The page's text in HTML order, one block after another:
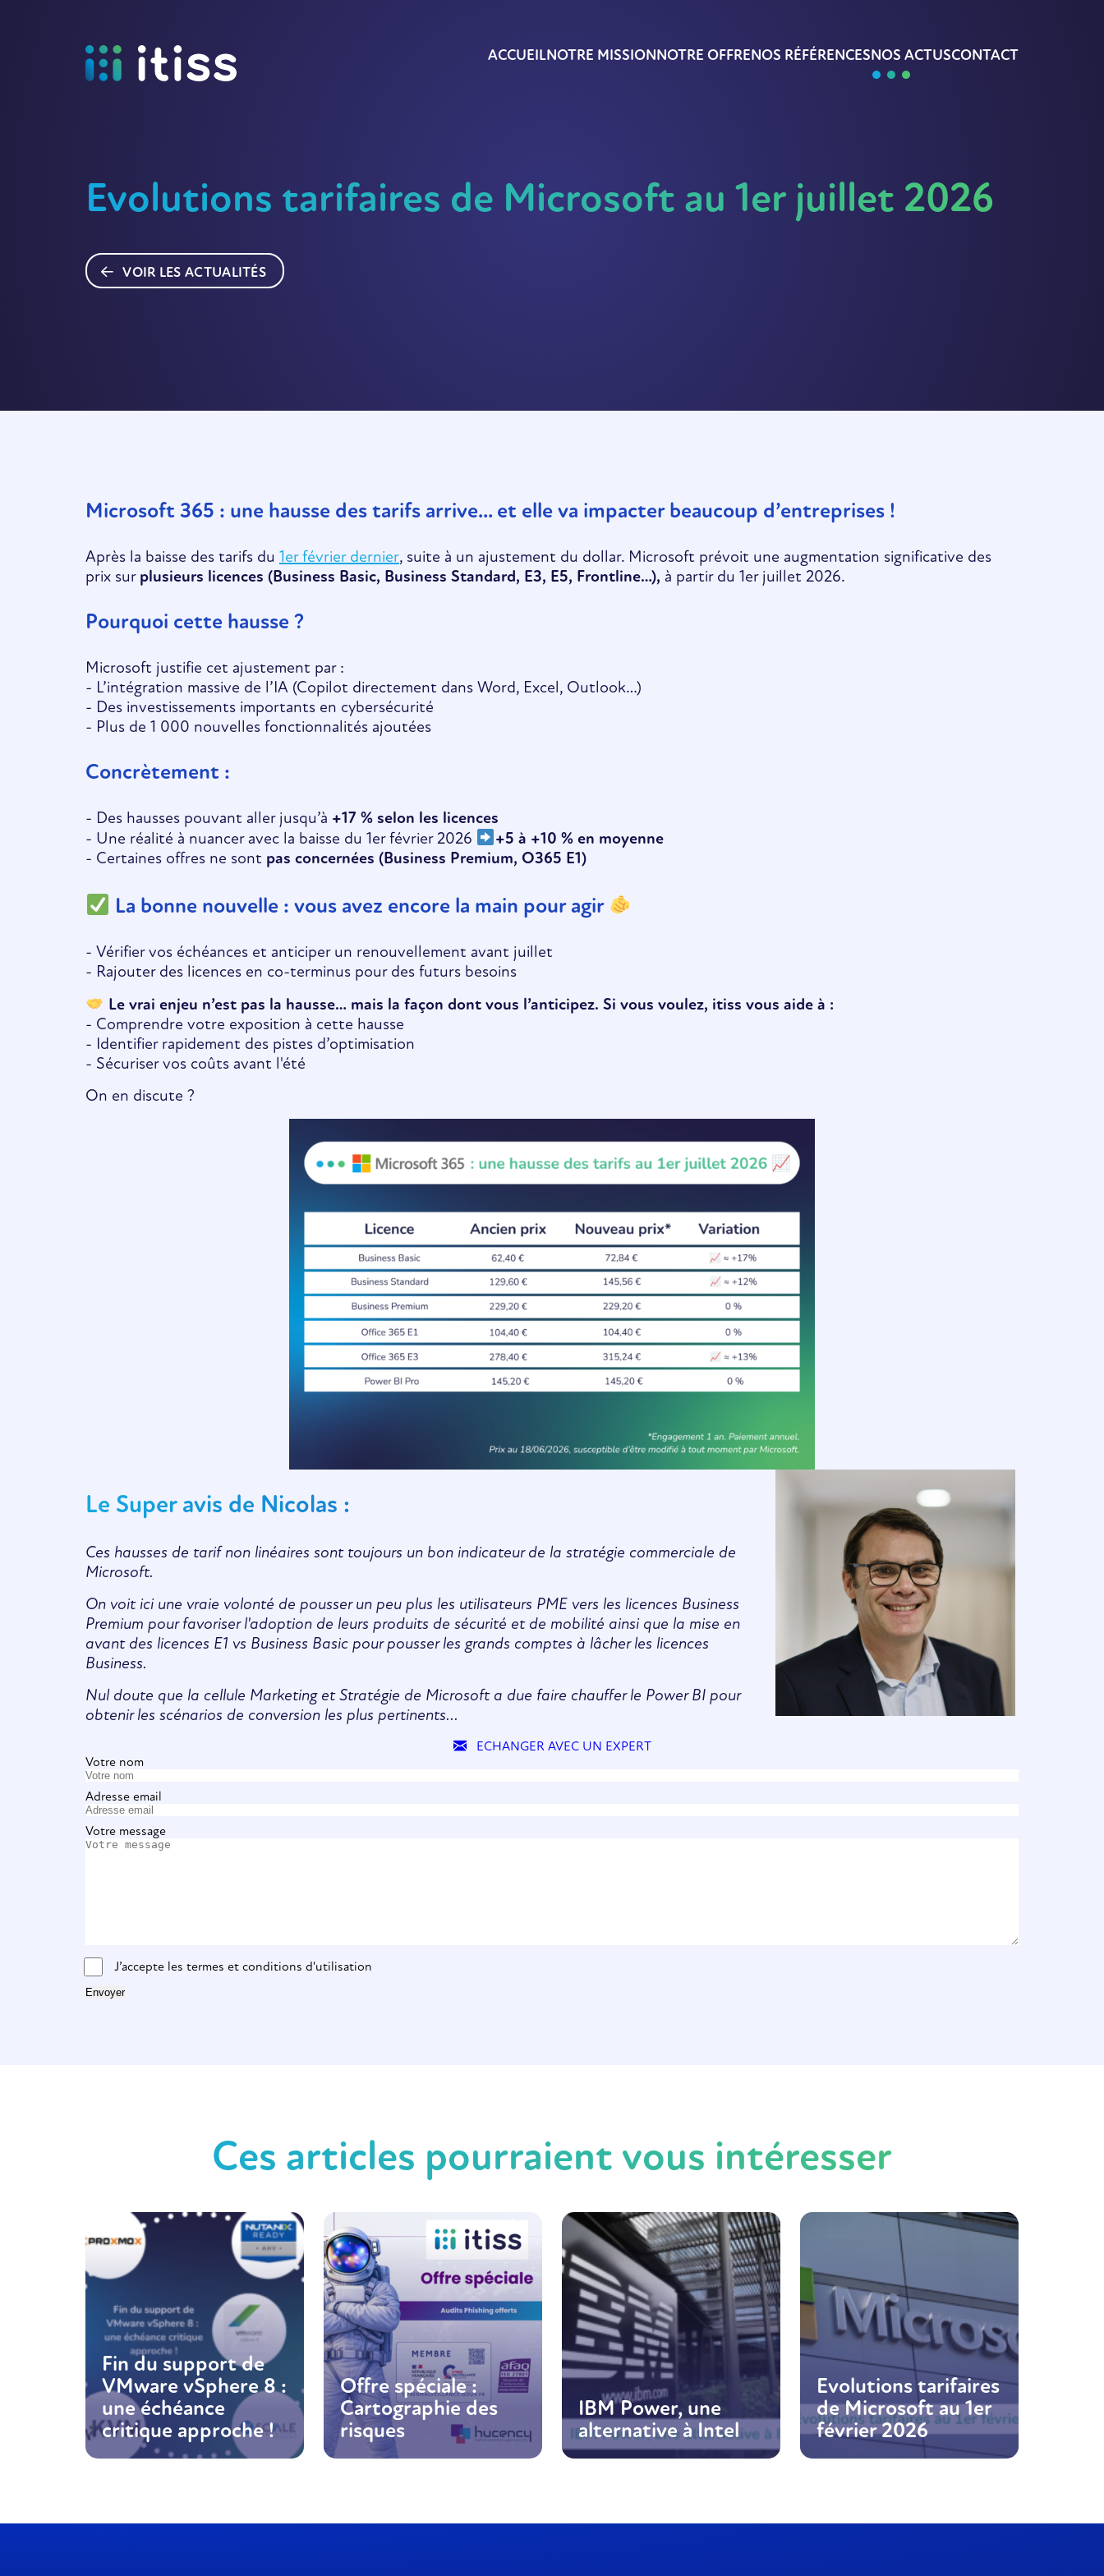
ACCUEILNOTRE MISSIONNOTRE OFFRENOS RÉFÉRENCESNOS ACTUSCONTACT
Evolutions tarifaires de Microsoft au 1er juillet 2026
VOIR LES ACTUALITÉS
Microsoft 365 : une hausse des tarifs arrive… et elle va impacter beaucoup d’entreprises !
Après la baisse des tarifs du 1er février dernier, suite à un ajustement du dollar. Microsoft prévoit une augmentation significative des
prix sur plusieurs licences (Business Basic, Business Standard, E3, E5, Frontline…), à partir du 1er juillet 2026.
Pourquoi cette hausse ?
Microsoft justifie cet ajustement par :
- L’intégration massive de l’IA (Copilot directement dans Word, Excel, Outlook…)
- Des investissements importants en cybersécurité
- Plus de 1 000 nouvelles fonctionnalités ajoutées
Concrètement :
- Des hausses pouvant aller jusqu’à +17 % selon les licences
- Une réalité à nuancer avec la baisse du 1er février 2026
+5 à +10 % en moyenne
- Certaines offres ne sont pas concernées (Business Premium, O365 E1)
La bonne nouvelle : vous avez encore la main pour agir
- Vérifier vos échéances et anticiper un renouvellement avant juillet
- Rajouter des licences en co-terminus pour des futurs besoins
Le vrai enjeu n’est pas la hausse… mais la façon dont vous l’anticipez. Si vous voulez, itiss vous aide à :
- Comprendre votre exposition à cette hausse
- Identifier rapidement des pistes d’optimisation
- Sécuriser vos coûts avant l'été
On en discute ?
Le Super avis de Nicolas :
Ces hausses de tarif non linéaires sont toujours un bon indicateur de la stratégie commerciale de
Microsoft.
On voit ici une vraie volonté de pousser un peu plus les utilisateurs PME vers les licences Business
Premium pour favoriser l'adoption de leurs produits de sécurité et de mobilité ainsi que la mise en
avant des licences E1 vs Business Basic pour pousser les grands comptes à lâcher les licences
Business.
Nul doute que la cellule Marketing et Stratégie de Microsoft a due faire chauffer le Power BI pour
obtenir les scénarios de conversion les plus pertinents...
ECHANGER AVEC UN EXPERT
Votre nom
Adresse email
Votre message
J’accepte les termes et conditions d'utilisation
Envoyer
Ces articles pourraient vous intéresser
Fin du support de
VMware vSphere 8 :
une échéance
critique approche !
Offre spéciale :
Cartographie des
risques
IBM Power, une
alternative à Intel
Evolutions tarifaires
de Microsoft au 1er
février 2026